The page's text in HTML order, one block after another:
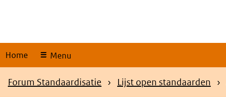
Home Menu
Kruimelpad
Forum Standaardisatie Lijst open standaarden